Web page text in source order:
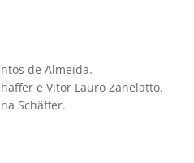
de Almeida.
e Vitor Lauro Zanelatto.
Schäffer.